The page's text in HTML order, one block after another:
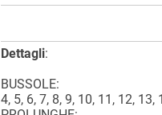
Dettagli:
BUSSOLE:
4, 5, 6, 7, 8, 9, 10, 11, 12, 13,